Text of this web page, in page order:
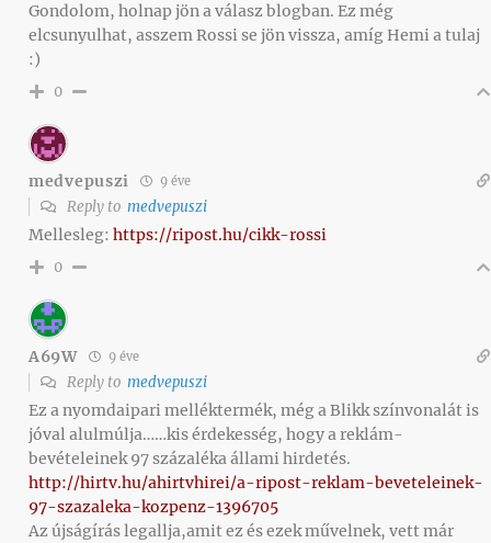
Gondolom, holnap jön a válasz blogban. Ez még
elcsunyulhat, asszem Rossi se jön vissza, amíg Hemi a tulaj
:)
0
medvepuszi 9 éve
Reply to medvepuszi
Mellesleg: https://ripost.hu/cikk-rossi
0
A69W 9 éve
Reply to medvepuszi
Ez a nyomdaipari melléktermék, még a Blikk színvonalát is
jóval alulmúlja……kis érdekesség, hogy a reklám-
bevételeinek 97 százaléka állami hirdetés.
http://hirtv.hu/ahirtvhirei/a-ripost-reklam-beveteleinek-
97-szazaleka-kozpenz-1396705
Az újságírás legallja,amit ez és ezek művelnek, vett már